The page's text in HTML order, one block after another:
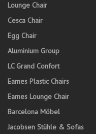
Lounge Chair
Cesca Chair
Egg Chair
Aluminium Group
LC Grand Confort
Eames Plastic Chairs
Eames Lounge Chair
Barcelona Möbel
Jacobsen Stühle & Sofas